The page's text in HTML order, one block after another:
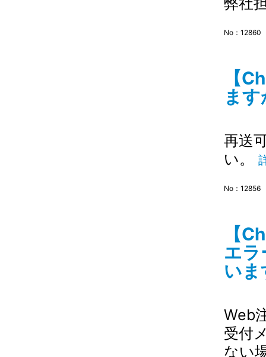
No：12860
【
ま
再送
い。
No：12856
【
エラ
い
Web
受付
ない